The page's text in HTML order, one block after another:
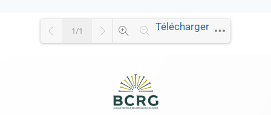
1/1 Télécharger